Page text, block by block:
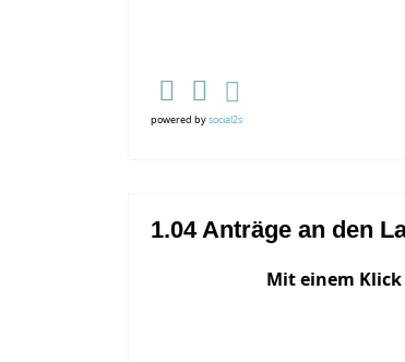
powered bysocial2s
1.04 Anträge an den
Mit einem